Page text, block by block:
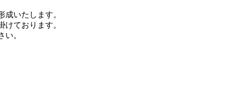
いたします。
ております。
。